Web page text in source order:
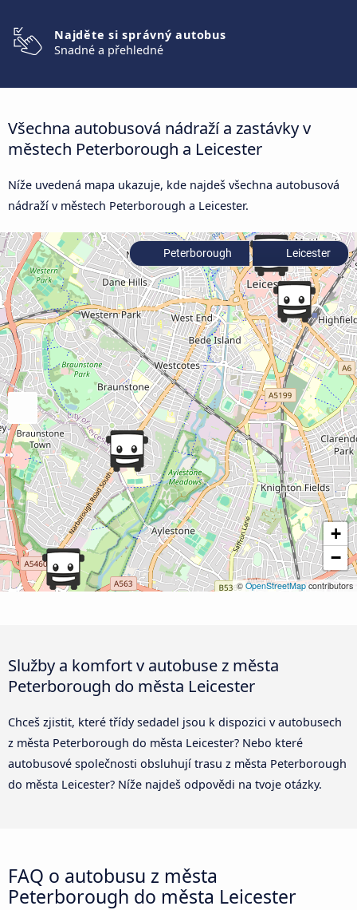
Najděte si správný autobus
Snadné a přehledné
Všechna autobusová nádraží a zastávky v
městech Peterborough a Leicester
Níže uvedená mapa ukazuje, kde najdeš všechna autobusová
nádraží v městech Peterborough a Leicester.
+
−
© OpenStreetMapcontributors
Peterborough Leicester
Služby a komfort v autobuse z města
Peterborough do města Leicester
Chceš zjistit, které třídy sedadel jsou k dispozici v autobusech
z města Peterborough do města Leicester? Nebo které
autobusové společnosti obsluhují trasu z města Peterborough
do města Leicester? Níže najdeš odpovědi na tvoje otázky.
FAQ o autobusu z města
Peterborough do města Leicester